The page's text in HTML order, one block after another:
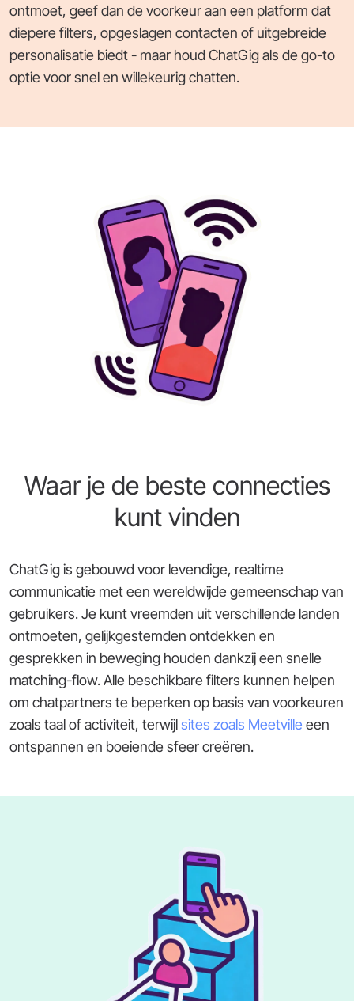
ontmoet, geef dan de voorkeur aan een platform dat
diepere filters, opgeslagen contacten of uitgebreide
personalisatie biedt - maar houd ChatGig als de go-to
optie voor snel en willekeurig chatten.
Waar je de beste connecties
kunt vinden
ChatGig is gebouwd voor levendige, realtime
communicatie met een wereldwijde gemeenschap van
gebruikers. Je kunt vreemden uit verschillende landen
ontmoeten, gelijkgestemden ontdekken en
gesprekken in beweging houden dankzij een snelle
matching-flow. Alle beschikbare filters kunnen helpen
om chatpartners te beperken op basis van voorkeuren
zoals taal of activiteit, terwijlsites zoals Meetville een
ontspannen en boeiende sfeer creëren.